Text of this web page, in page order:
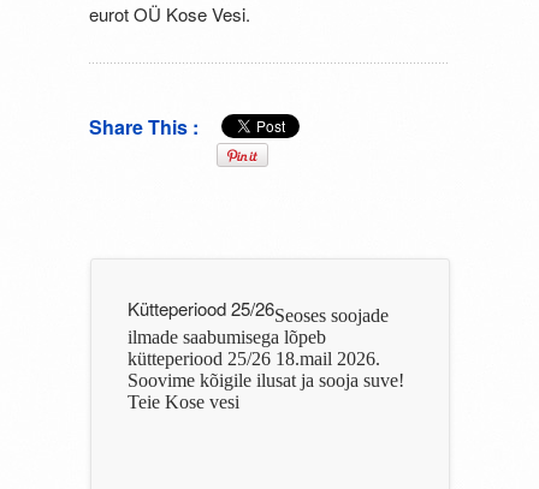
eurot OÜ Kose Vesi.
Share This :
Kütteperiood 25/26Seoses soojade
ilmade saabumisega lõpeb
kütteperiood 25/26 18.mail 2026.
Soovime kõigile ilusat ja sooja suve!
Teie Kose vesi